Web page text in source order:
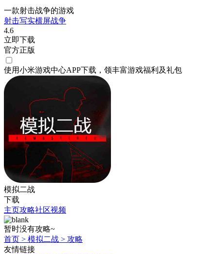
一款射击战争的游戏
射击写实横屏战争
4.6
立即下载
官方正版
使用小米游戏中心APP下载 ，领丰富游戏福利 及礼包
模拟二战
下载
主页攻略社区视频
暂时没有攻略~
首页 > 模拟二战 > 攻略
友情链接